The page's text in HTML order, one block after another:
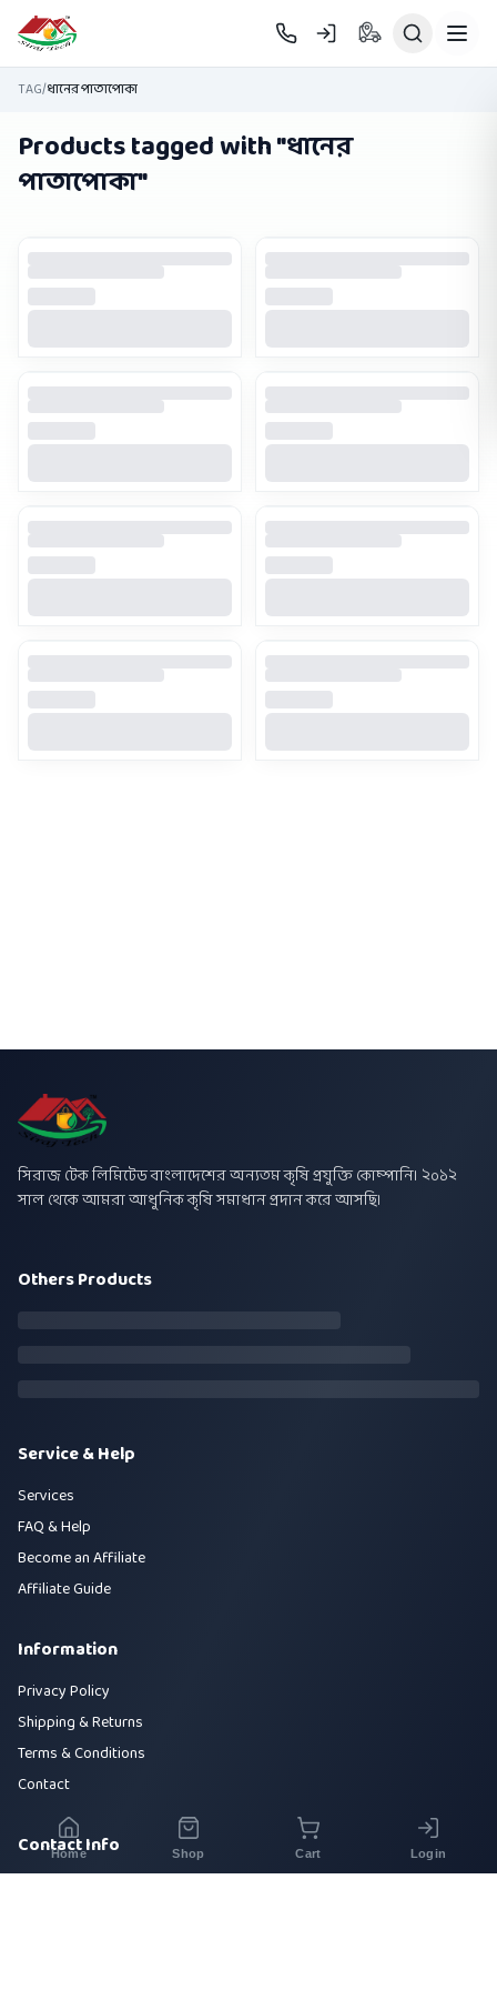
Skip to main content
TAG/ধানের পাতাপোকা
Products tagged with "ধানের
পাতাপোকা"
সিরাজ টেক লিমিটেড বাংলাদেশের অন্যতম কৃষি প্রযুক্তি কোম্পানি। ২০১২
সাল থেকে আমরা আধুনিক কৃষি সমাধান প্রদান করে আসছি।
Others Products
Service & Help
Services
FAQ & Help
Become an Affiliate
Affiliate Guide
Information
Privacy Policy
Shipping & Returns
Terms & Conditions
Contact
Contact Info
Home Shop Cart Login